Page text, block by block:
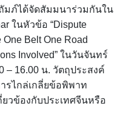
มภ์ได้จัดสัมมนาร่วมกันใน
ในหัวข้อ “Dispute
Belt One Road
Involved” ในวันจันทร์
– 16.00 น. วัตถุประสงค์
รไกล่เกลี่ยข้อพิพาท
วข้องกับประเทศจีนหรือ